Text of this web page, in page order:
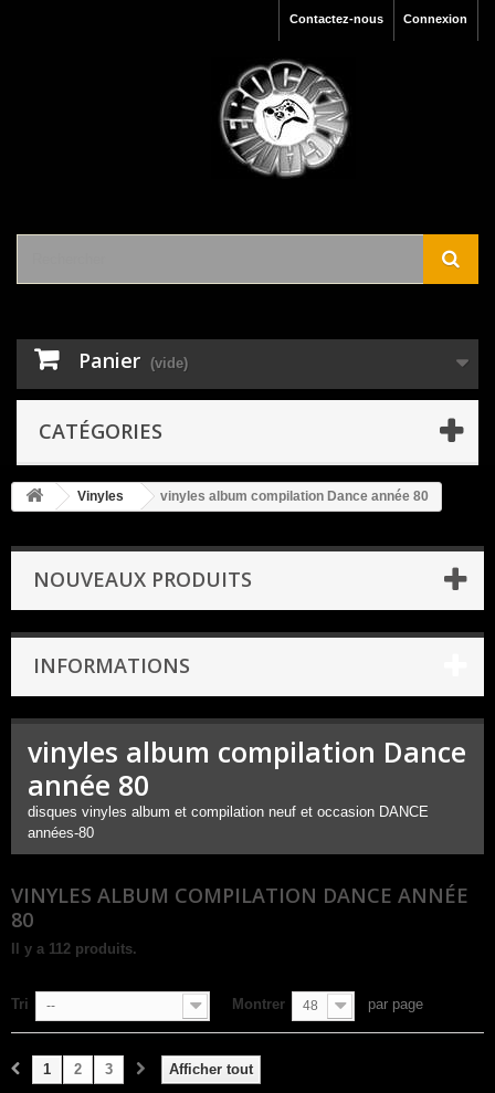
Connexion
Contactez-nous
Panier (vide)
CATÉGORIES
Vinyles vinyles album compilation Dance année 80
NOUVEAUX PRODUITS
INFORMATIONS
vinyles album compilation Dance
année 80
disques vinyles album et compilation neuf et occasion DANCE
années-80
VINYLES ALBUM COMPILATION DANCE ANNÉE
80
Il y a 112 produits.
Tri -- Montrer 48 par page
Afficher tout
1 2 3